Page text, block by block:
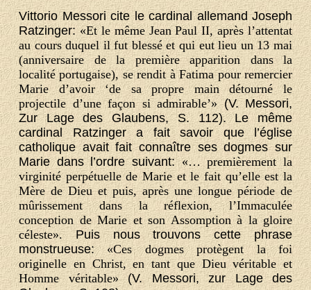
Vittorio Messori cite le cardinal allemand Joseph
Ratzinger:«Et le même Jean Paul II, après l’attentat
au cours duquel il fut blessé et qui eut lieu un 13 mai
(anniversaire de la première apparition dans la
localité portugaise), se rendit à Fatima pour remercier
Marie d’avoir ‘de sa propre main détourné le
projectile d’une façon si admirable’»(V. Messori,
Zur Lage des Glaubens, S. 112). Le même
cardinal Ratzinger a fait savoir que l’église
catholique avait fait connaître ses dogmes sur
Marie dans l’ordre suivant:«… premièrement la
virginité perpétuelle de Marie et le fait qu’elle est la
Mère de Dieu et puis, après une longue période de
mûrissement dans la réflexion, l’Immaculée
conception de Marie et son Assomption à la gloire
céleste».Puis nous trouvons cette phrase
monstrueuse:«Ces dogmes protègent la foi
originelle en Christ, en tant que Dieu véritable et
Homme véritable»(V. Messori, zur Lage des